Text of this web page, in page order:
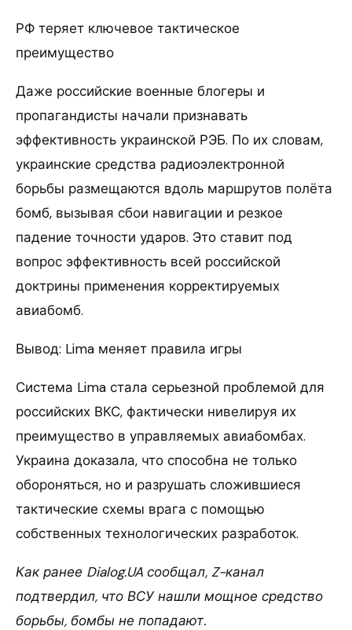
РФ теряет ключевое тактическое
преимущество
Даже российские военные блогеры и
пропагандисты начали признавать
эффективность украинской РЭБ. По их словам,
украинские средства радиоэлектронной
борьбы размещаются вдоль маршрутов полёта
бомб, вызывая сбои навигации и резкое
падение точности ударов. Это ставит под
вопрос эффективность всей российской
доктрины применения корректируемых
авиабомб.
Вывод: Lima меняет правила игры
Система Lima стала серьезной проблемой для
российских ВКС, фактически нивелируя их
преимущество в управляемых авиабомбах.
Украина доказала, что способна не только
обороняться, но и разрушать сложившиеся
тактические схемы врага с помощью
собственных технологических разработок.
Как ранее Dialog.UA сообщал, Z-канал
подтвердил, что ВСУ нашли мощное средство
борьбы, бомбы не попадают.